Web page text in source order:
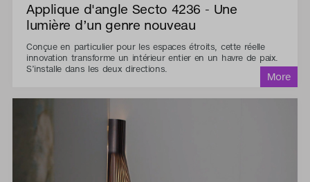
Applique d'angle Secto 4236 - Une
lumière d’un genre nouveau
Conçue en particulier pour les espaces étroits, cette réelle
innovation transforme un intérieur entier en un havre de paix.
S’installe dans les deux directions.